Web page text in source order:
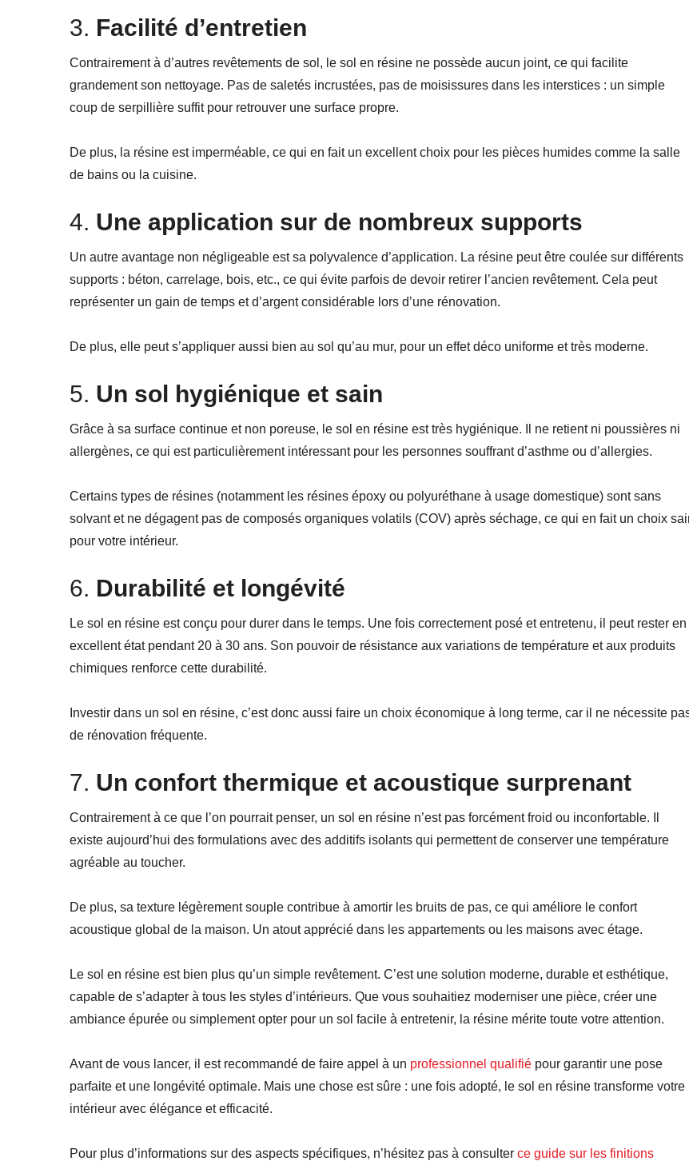
3. Facilité d’entretien
Contrairement à d’autres revêtements de sol, le sol en résine ne possède aucun joint, ce qui facilite
grandement son nettoyage. Pas de saletés incrustées, pas de moisissures dans les interstices : un simple
coup de serpillière suffit pour retrouver une surface propre.
De plus, la résine est imperméable, ce qui en fait un excellent choix pour les pièces humides comme la salle
de bains ou la cuisine.
4. Une application sur de nombreux supports
Un autre avantage non négligeable est sa polyvalence d’application. La résine peut être coulée sur différents
supports : béton, carrelage, bois, etc., ce qui évite parfois de devoir retirer l’ancien revêtement. Cela peut
représenter un gain de temps et d’argent considérable lors d’une rénovation.
De plus, elle peut s’appliquer aussi bien au sol qu’au mur, pour un effet déco uniforme et très moderne.
5. Un sol hygiénique et sain
Grâce à sa surface continue et non poreuse, le sol en résine est très hygiénique. Il ne retient ni poussières ni
allergènes, ce qui est particulièrement intéressant pour les personnes souffrant d’asthme ou d’allergies.
Certains types de résines (notamment les résines époxy ou polyuréthane à usage domestique) sont sans
solvant et ne dégagent pas de composés organiques volatils (COV) après séchage, ce qui en fait un choix
pour votre intérieur.
6. Durabilité et longévité
Le sol en résine est conçu pour durer dans le temps. Une fois correctement posé et entretenu, il peut rester en
excellent état pendant 20 à 30 ans. Son pouvoir de résistance aux variations de température et aux produits
chimiques renforce cette durabilité.
Investir dans un sol en résine, c’est donc aussi faire un choix économique à long terme, car il ne nécessite
de rénovation fréquente.
7. Un confort thermique et acoustique surprenant
Contrairement à ce que l’on pourrait penser, un sol en résine n’est pas forcément froid ou inconfortable. Il
existe aujourd’hui des formulations avec des additifs isolants qui permettent de conserver une température
agréable au toucher.
De plus, sa texture légèrement souple contribue à amortir les bruits de pas, ce qui améliore le confort
acoustique global de la maison. Un atout apprécié dans les appartements ou les maisons avec étage.
Le sol en résine est bien plus qu’un simple revêtement. C’est une solution moderne, durable et esthétique,
capable de s’adapter à tous les styles d’intérieurs. Que vous souhaitiez moderniser une pièce, créer une
ambiance épurée ou simplement opter pour un sol facile à entretenir, la résine mérite toute votre attention.
Avant de vous lancer, il est recommandé de faire appel à un professionnel qualifié pour garantir une pose
parfaite et une longévité optimale. Mais une chose est sûre : une fois adopté, le sol en résine transforme votre
intérieur avec élégance et efficacité.
Pour plus d’informations sur des aspects spécifiques, n’hésitez pas à consulter ce guide sur les finitions